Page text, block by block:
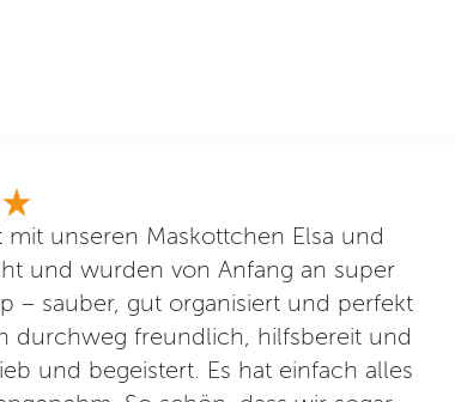
unseren Maskottchen Elsa und
und wurden von Anfang an super
– sauber, gut organisiert und perfekt
durchweg freundlich, hilfsbereit und
und begeistert. Es hat einfach alles